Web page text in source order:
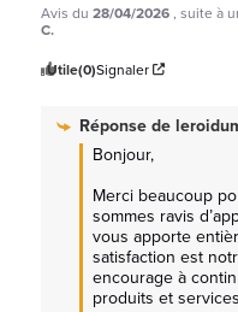
Avis du 28/04/2026, suite à
C.
Utile(0)Signaler
Réponse de
Bonjour,
Merci beaucoup
sommes ravis
vous apporte
satisfaction est
encourage à
produits et